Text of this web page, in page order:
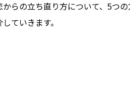
からの立ち直り方について、5つ
ていきます。